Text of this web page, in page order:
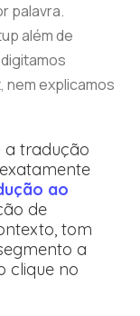
palavra.
além de
nem explicamos
a tradução
ao
de
tom
a
clique no